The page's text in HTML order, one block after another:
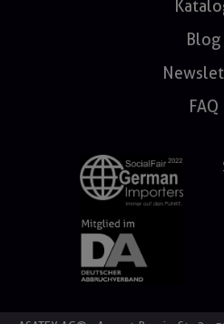
Blog
FAQ